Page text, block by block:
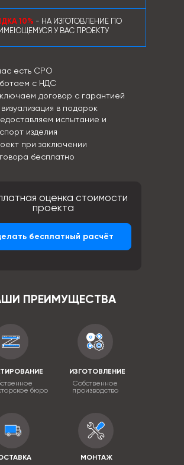
10% - НА ИЗГОТОВЛЕНИЕ ПО
ИМЕЮЩЕМУСЯ У ВАС ПРОЕКТУ
испытание и
изделия
при заключении
бесплатно
есть СРО
с НДС
договор с гарантией
в подарок
ПРЕИМУЩЕСТВА
бюро
ИЗГОТОВЛЕНИЕ
Собственное
производство
МОНТАЖ
оценка стоимости
проекта
бесплатный расчёт